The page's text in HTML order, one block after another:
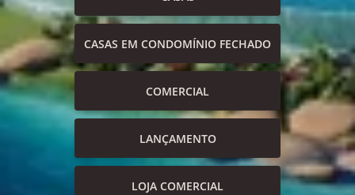
CASAS EM CONDOMÍNIO FECHADO
COMERCIAL
LANÇAMENTO
LOJA COMERCIAL